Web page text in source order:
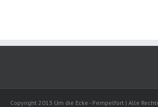
Copyright 2013 Um die Ecke - Pempelfort | Alle